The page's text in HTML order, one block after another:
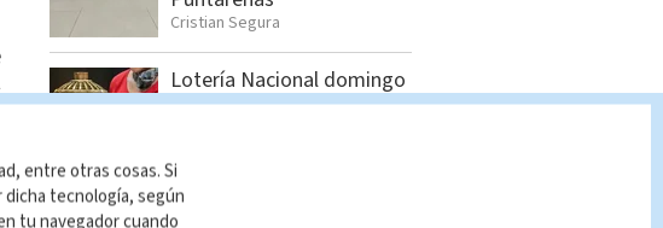
Cristian Segura
Lotería Nacional domingo
2 de agosto: Lista
entre otras cosas. Si
tecnología, según
tu navegador cuando